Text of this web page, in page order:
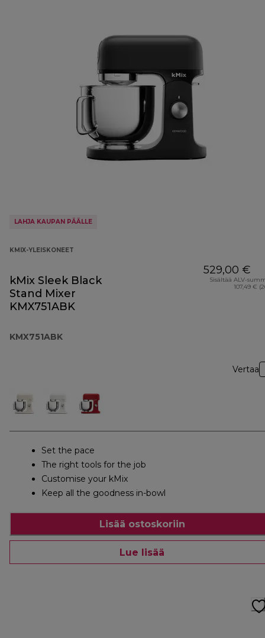
LAHJA KAUPAN PÄÄLLE
KMIX-YLEISKONEET
kMix Sleek Black
Stand Mixer
KMX751ABK
KMX751ABK
529,00 €
Sisältää ALV-
107,49 €
Vertaa
Set the pace
The right tools for the job
Customise your kMix
Keep all the goodness in-bowl
Lisää ostoskoriin
Lue lisää